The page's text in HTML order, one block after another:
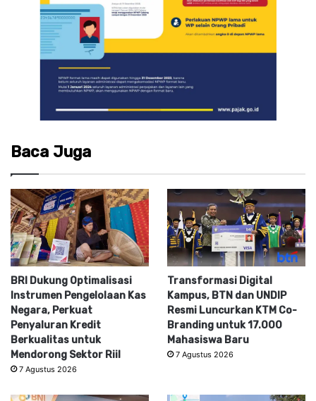
Baca Juga
BRI Dukung Optimalisasi
Instrumen Pengelolaan Kas
Negara, Perkuat
Penyaluran Kredit
Berkualitas untuk
Mendorong Sektor Riil
7 Agustus 2026
Transformasi Digital
Kampus, BTN dan UNDIP
Resmi Luncurkan KTM Co-
Branding untuk 17.000
Mahasiswa Baru
7 Agustus 2026